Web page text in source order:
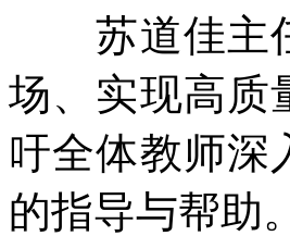
苏道佳主任
场、实现高质
吁全体教师深
的指导与帮助。